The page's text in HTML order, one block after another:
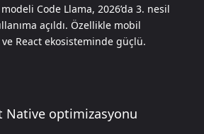
modeli Code Llama, 2026’da 3. nesil
açıldı. Özellikle mobil
React ekosisteminde güçlü.
Native optimizasyonu